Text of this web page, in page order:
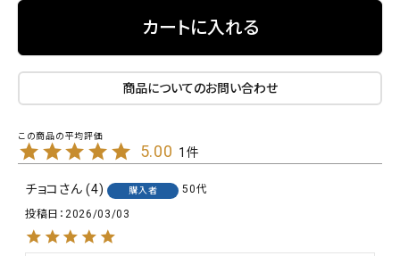
カートに入れる
商品についてのお問い合わせ
5.00 1
チョコ 4 購入者
50代
投稿日
2026/03/03